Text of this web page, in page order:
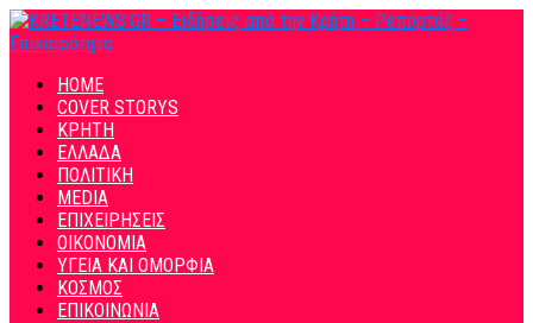
HOME
COVER STORYS
ΚΡΗΤΗ
ΕΛΛΑΔΑ
ΠΟΛΙΤΙΚΗ
MEDIA
ΕΠΙΧΕΙΡΗΣΕΙΣ
ΟΙΚΟΝΟΜΙΑ
ΥΓΕΙΑ ΚΑΙ ΟΜΟΡΦΙΑ
ΚΟΣΜΟΣ
ΕΠΙΚΟΙΝΩΝΙΑ